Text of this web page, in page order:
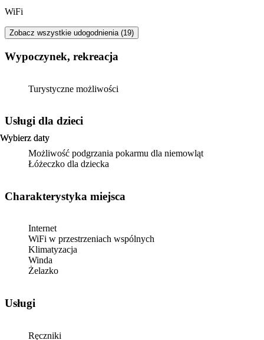
Wybierz daty
Wybierz daty
WiFi
Zobacz wszystkie udogodnienia (19)
Wypoczynek, rekreacja
Turystyczne możliwości
usługi dla dzieci
Możliwość podgrzania pokarmu dla niemowląt
Łóżeczko dla dziecka
Charakterystyka miejsca
Internet
WiFi w przestrzeniach wspólnych
Klimatyzacja
Winda
Żelazko
Usługi
Ręczniki